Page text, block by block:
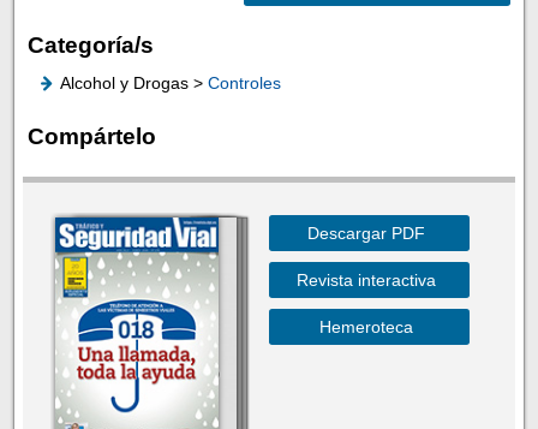
Categoría/s
Alcohol y Drogas > Controles
Compártelo
Descargar PDF
Revista interactiva
Hemeroteca